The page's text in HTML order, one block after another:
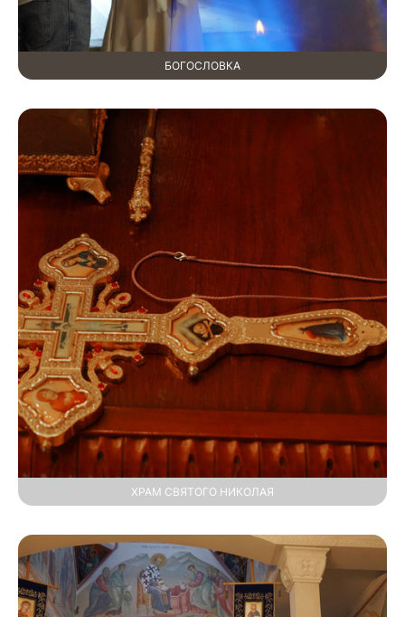
БОГОСЛОВКА
ХРАМ СВЯТОГО НИКОЛАЯ